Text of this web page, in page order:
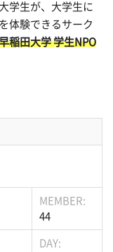
学生が、大学生に
体験できるサーク
稲田大学 学生NPO
MEMBER:
44
DAY: